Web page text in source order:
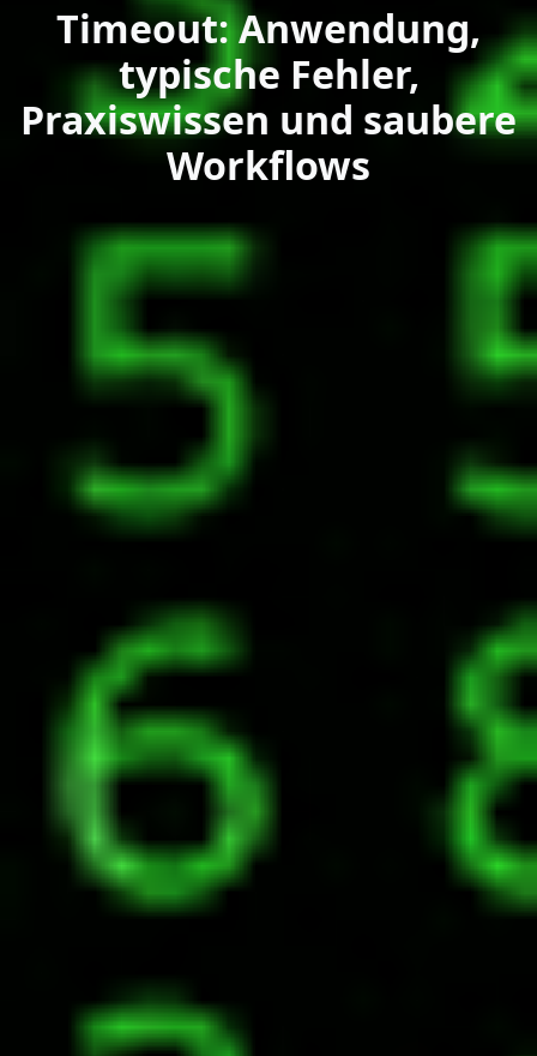
Timeout: Anwendung,
typische Fehler,
Praxiswissen und saubere
Workflows